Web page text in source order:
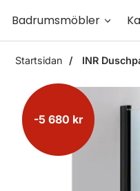
Badrumsmöbler
Startsidan INR
-5 680 kr